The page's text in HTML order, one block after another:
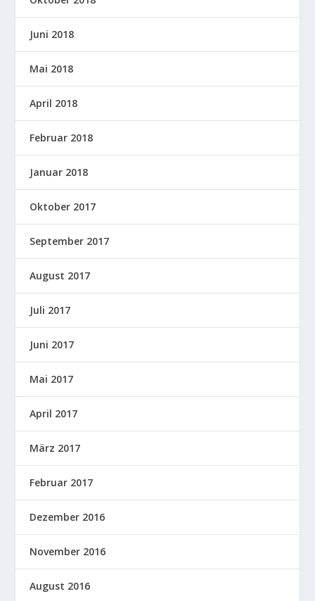
Juni 2018
Mai 2018
April 2018
Februar 2018
Januar 2018
Oktober 2017
September 2017
August 2017
Juli 2017
Juni 2017
Mai 2017
April 2017
März 2017
Februar 2017
Dezember 2016
November 2016
August 2016